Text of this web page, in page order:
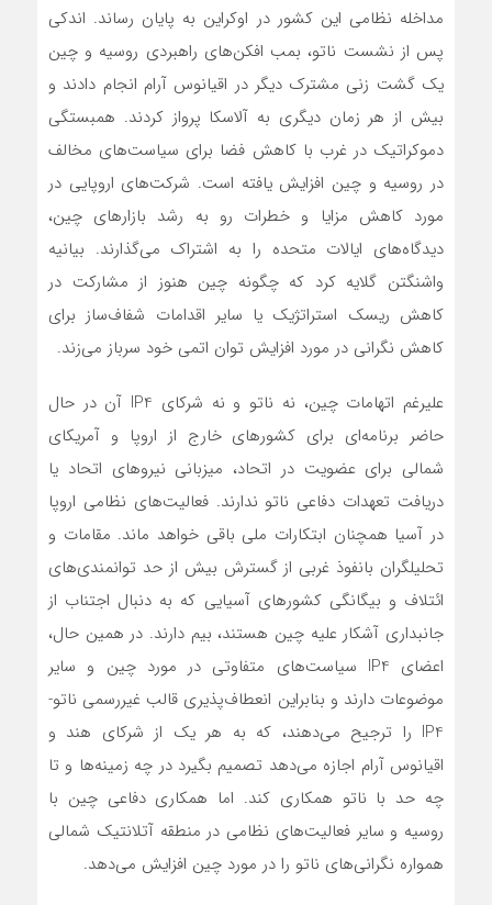
مداخله نظامی این کشور در اوکراین به پایان رساند. اندکی
پس از نشست ناتو، بمب افکن‌های راهبردی روسیه و چین
یک گشت زنی مشترک دیگر در اقیانوس آرام انجام دادند و
بیش از هر زمان دیگری به آلاسکا پرواز کردند. همبستگی
دموکراتیک در غرب با کاهش فضا برای سیاست‌های مخالف
در روسیه و چین افزایش یافته است. شرکت‌های اروپایی در
مورد کاهش مزایا و خطرات رو به رشد بازارهای چین،
دیدگاه‌های ایالات متحده را به اشتراک می‌گذارند. بیانیه
واشنگتن گلایه کرد که چگونه چین هنوز از مشارکت در
کاهش ریسک استراتژیک یا سایر اقدامات شفاف‌ساز برای
کاهش نگرانی در مورد افزایش توان اتمی خود سرباز‌ می‌زند.
علیرغم اتهامات چین، نه ناتو و نه شرکای IP4 آن در حال
حاضر برنامه‌ای برای کشورهای خارج از اروپا و آمریکای
شمالی برای عضویت در اتحاد، میزبانی نیروهای اتحاد یا
دریافت تعهدات دفاعی ناتو ندارند. فعالیت‌های نظامی اروپا
در آسیا همچنان ابتکارات ملی باقی خواهد ماند. مقامات و
تحلیلگران بانفوذ غربی از گسترش بیش از حد توانمندی‌های
ائتلاف و بیگانگی کشورهای آسیایی که به دنبال اجتناب از
جانبداری آشکار علیه چین هستند، بیم دارند. در همین حال،
اعضای IP4 سیاست‌های متفاوتی در مورد چین و سایر
موضوعات دارند و بنابراین انعطاف‌پذیری قالب غیررسمی ناتو-
IP4 را ترجیح می‌دهند، که به هر یک از شرکای هند و
اقیانوس آرام اجازه می‌دهد تصمیم بگیرد در چه زمینه‌ها و تا
چه حد با ناتو همکاری کند. اما همکاری دفاعی چین با
روسیه و سایر فعالیت‌های نظامی در منطقه آتلانتیک شمالی
همواره نگرانی‌های ناتو را در مورد چین افزایش می‌دهد.